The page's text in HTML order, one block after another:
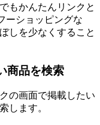
もかんたんリンクと
ーショッピングな
しを少なくすること
商品を検索
の画面で掲載したい
します。